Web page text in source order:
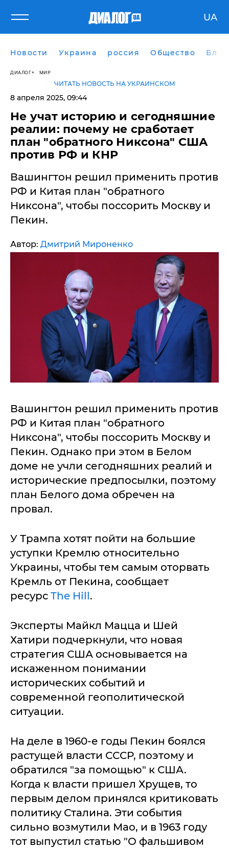
UA
Новости Украина россия Общество
ДИАЛОГ МИР
ЧИТАТЬ НОВОСТЬ НА УКРАИНСКОМ
8 апреля 2025, 09:44
​Не учат историю и сегодняшние
реалии: почему не сработает
план "обратного Никсона" США
против РФ и КНР
Вашингтон решил применить против
РФ и Китая план "обратного
Никсона", чтобы поссорить Москву и
Пекин.
Автор: Дмитрий Мироненко
Вашингтон решил применить против
РФ и Китая план "обратного
Никсона", чтобы поссорить Москву и
Пекин. Однако при этом в Белом
доме не учли сегодняшних реалий и
исторические предпосылки, поэтому
план Белого дома обречен на
провал.
У Трампа хотят пойти на большие
уступки Кремлю относительно
Украины, чтобы тем самым оторвать
Кремль от Пекина, сообщает
ресурс The Hill.
Эксперты Майкл Мацца и Шей
Хатири подчеркнули, что новая
стратегия США основывается на
искаженном понимании
исторических событий и
современной геополитической
ситуации.
На деле в 1960-е годы Пекин боялся
растущей власти СССР, поэтому и
обратился "за помощью" к США.
Когда к власти пришел Хрущев, то
первым делом принялся критиковать
политику Сталина. Эти события
сильно возмутили Мао, и в 1963 году
тот выпустил статью "О фальшивом